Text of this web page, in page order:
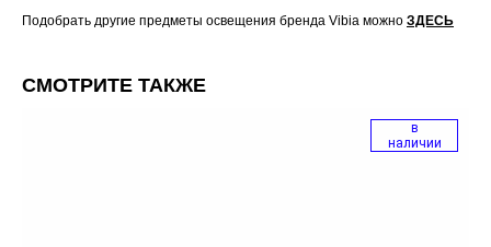
Подобрать другие предметы освещения бренда Vibia можно ЗДЕСЬ
СМОТРИТЕ ТАКЖЕ
в
наличии